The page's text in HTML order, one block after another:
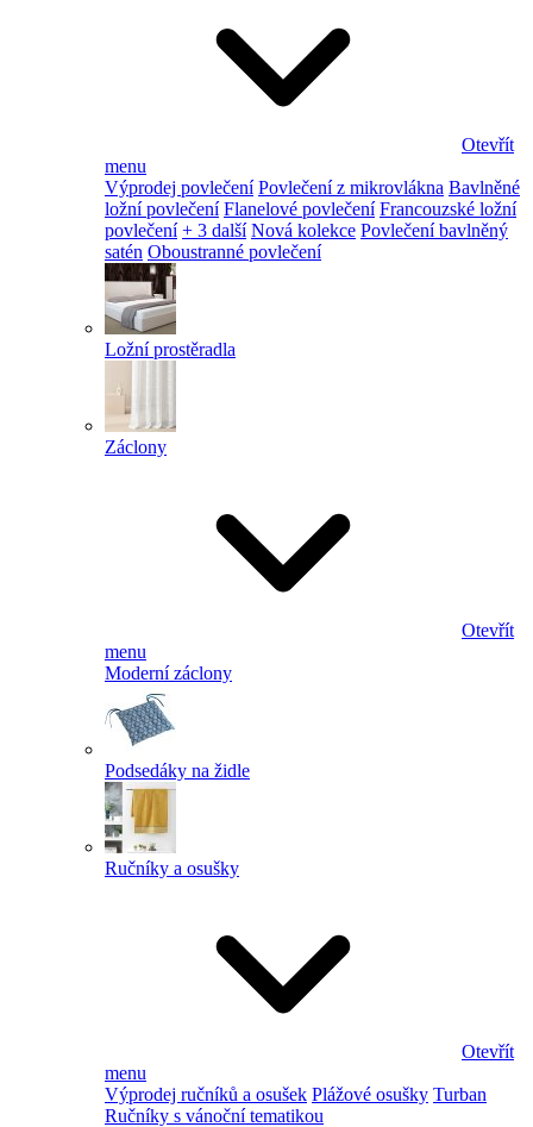
Otevřít
menu
Výprodej povlečení Povlečení z mikrovlákna Bavlněné
ložní povlečení Flanelové povlečení Francouzské ložní
povlečení + 3 další Nová kolekce Povlečení bavlněný
satén Oboustranné povlečení
Ložní prostěradla
Záclony
Otevřít
menu
Moderní záclony
Podsedáky na židle
Ručníky a osušky
Otevřít
menu
Výprodej ručníků a osušek Plážové osušky Turban
Ručníky s vánoční tematikou